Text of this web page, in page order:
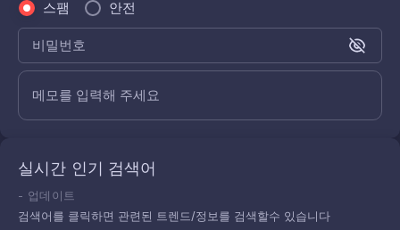
스팸 안전
비밀번호
메모를 입력해 주세요
실시간 인기 검색어
- 업데이트
검색어를 클릭하면 관련된 트렌드/정보를 검색할수 있습니다